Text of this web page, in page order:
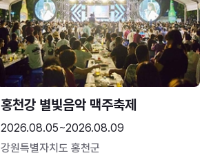
홍천강 별빛음악 맥주축제
2026.08.05~2026.08.09
강원특별자치도 홍천군